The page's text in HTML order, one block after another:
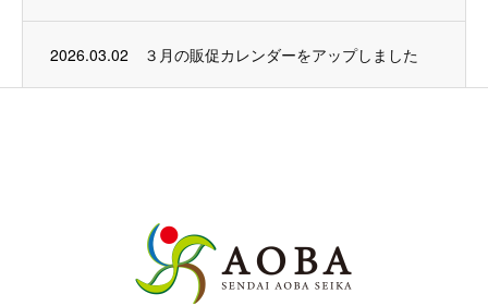
2026.03.02 ３月の販促カレンダーをアップしました